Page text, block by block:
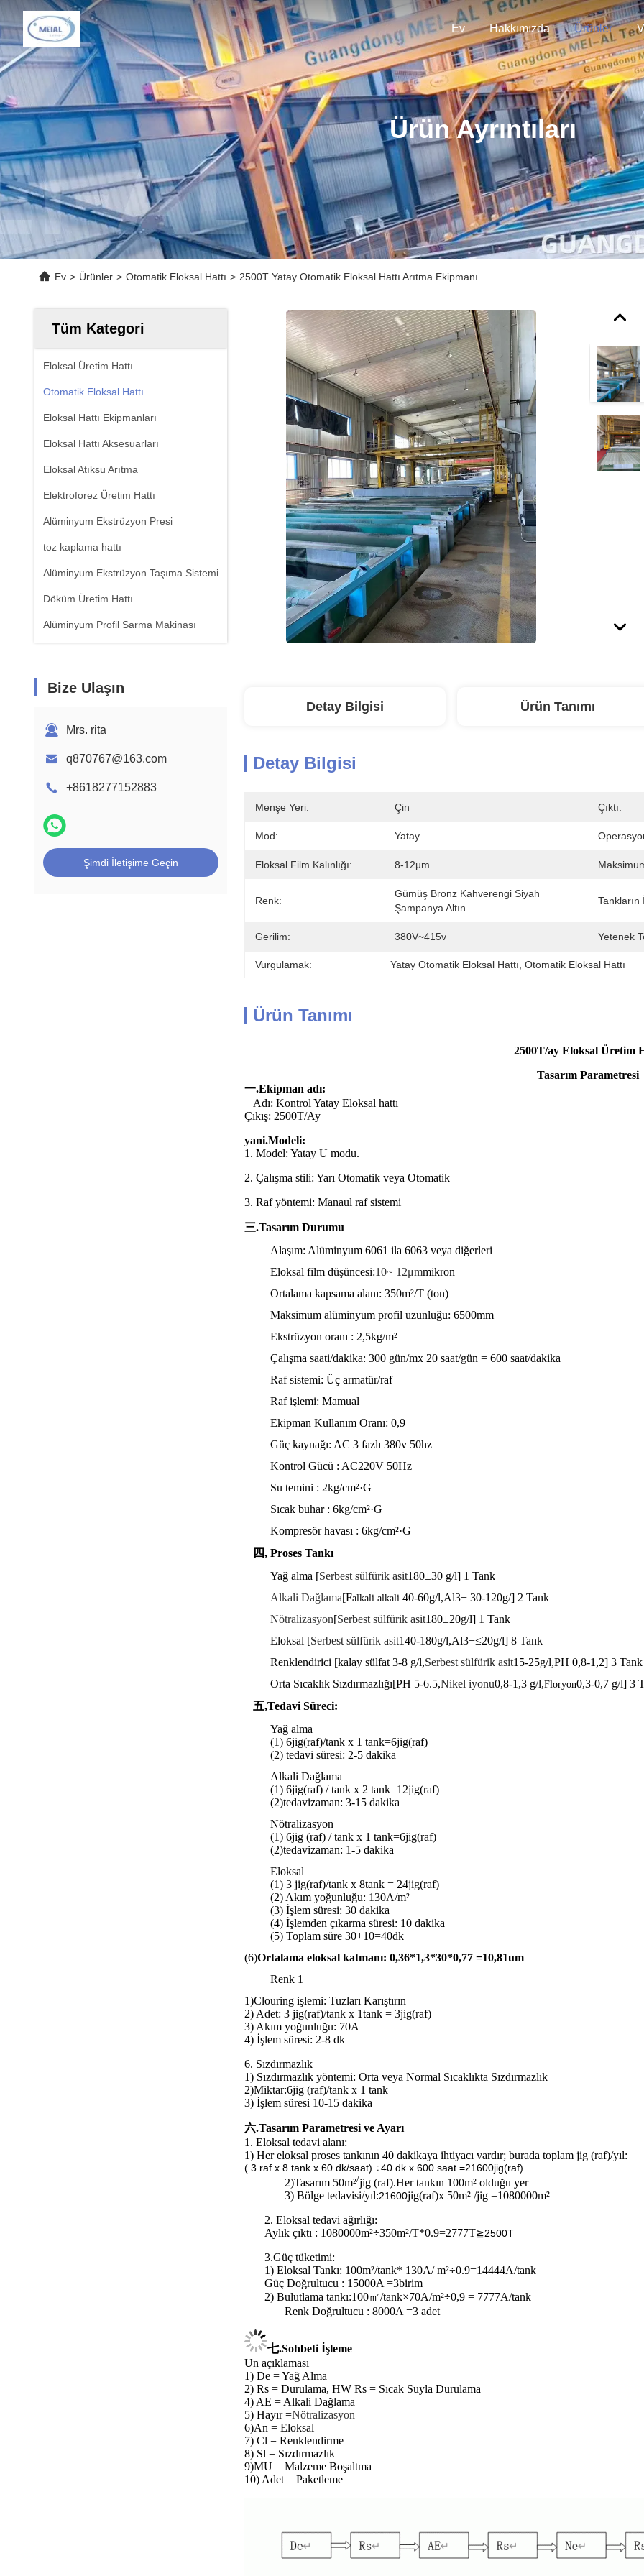
Ev Hakkımızda Ürünler
Ürün Ayrıntıları
Ev > Ürünler > Otomatik Eloksal Hattı > 2500T Yatay Otomatik Eloksal Hattı Arıtma Ekipmanı
Tüm Kategori
Eloksal Üretim Hattı
Otomatik Eloksal Hattı
Eloksal Hattı Ekipmanları
Eloksal Hattı Aksesuarları
Eloksal Atıksu Arıtma
Elektroforez Üretim Hattı
Alüminyum Ekstrüzyon Presi
toz kaplama hattı
Alüminyum Ekstrüzyon Taşıma Sistemi
Döküm Üretim Hattı
Alüminyum Profil Sarma Makinası
Bize Ulaşın
Mrs. rita
q870767@163.com
+8618277152883
Şimdi İletişime Geçin
Detay Bilgisi Ürün Tanımı
Detay Bilgisi
Menşe Yeri: Çin Çıktı:
Mod: Yatay
Eloksal Film Kalınlığı: 8-12µm
Renk:
Gümüş Bronz Kahverengi Siyah
Şampanya Altın
Gerilim: 380V~415v Yetenek
Vurgulamak: Yatay Otomatik Eloksal Hattı , Otomatik Eloksal Hattı
Ürün Tanımı
2500T/ay Eloksal Üretim
Tasarım Parametresi
一.Ekipman adı:
Adı: Kontrol Yatay Eloksal hattı
Çıkış: 2500T/Ay
yani.Modeli:
1. Model: Yatay U modu.
2. Çalışma stili: Yarı Otomatik veya Otomatik
3. Raf yöntemi: Manaul raf sistemi
三.Tasarım Durumu
Alaşım: Alüminyum 6061 ila 6063 veya diğerleri
Eloksal film düşüncesi:10~ 12μmmikron
Ortalama kapsama alanı: 350m²/T (ton)
Maksimum alüminyum profil uzunluğu: 6500mm
Ekstrüzyon oranı : 2,5kg/m²
Çalışma saati/dakika: 300 gün/mx 20 saat/gün = 600 saat/dakika
Raf sistemi: Üç armatür/raf
Raf işlemi: Mamual
Ekipman Kullanım Oranı: 0,9
Güç kaynağı: AC 3 fazlı 380v 50hz
Kontrol Gücü : AC220V 50Hz
Su temini : 2kg/cm²·G
Sıcak buhar : 6kg/cm²·G
Kompresör havası : 6kg/cm²·G
四, Proses Tankı
Yağ alma [Serbest sülfürik asit180±30 g/l] 1 Tank
Alkali Dağlama[Falkali alkali 40-60g/l,Al3+ 30-120g/] 2 Tank
Nötralizasyon[Serbest sülfürik asit180±20g/l] 1 Tank
Eloksal [Serbest sülfürik asit140-180g/l,Al3+≤20g/l] 8 Tank
Renklendirici [kalay sülfat 3-8 g/l,Serbest sülfürik asit15-25g/l,PH 0,8-1,2] 3 Tank
Orta Sıcaklık Sızdırmazlığı[PH 5-6.5,Nikel iyonu0,8-1,3 g/l,Floryon0,3-0,7 g/l] 3
五,Tedavi Süreci:
Yağ alma
(1) 6jig(raf)/tank x 1 tank=6jig(raf)
(2) tedavi süresi: 2-5 dakika
Alkali Dağlama
(1) 6jig(raf) / tank x 2 tank=12jig(raf)
(2)tedavizaman: 3-15 dakika
Nötralizasyon
(1) 6jig (raf) / tank x 1 tank=6jig(raf)
(2)tedavizaman: 1-5 dakika
Eloksal
(1) 3 jig(raf)/tank x 8tank = 24jig(raf)
(2) Akım yoğunluğu: 130A/m²
(3) İşlem süresi: 30 dakika
(4) İşlemden çıkarma süresi: 10 dakika
(5) Toplam süre 30+10=40dk
(6)Ortalama eloksal katmanı: 0,36*1,3*30*0,77 =10,81um
Renk 1
1)Clouring işlemi: Tuzları Karıştırın
2) Adet: 3 jig(raf)/tank x 1tank = 3jig(raf)
3) Akım yoğunluğu: 70A
4) İşlem süresi: 2-8 dk
6. Sızdırmazlık
1) Sızdırmazlık yöntemi: Orta veya Normal Sıcaklıkta Sızdırmazlık
2)Miktar:6jig (raf)/tank x 1 tank
3) İşlem süresi 10-15 dakika
六.Tasarım Parametresi ve Ayarı
1. Eloksal tedavi alanı:
1) Her eloksal proses tankının 40 dakikaya ihtiyacı vardır; burada toplam jig (raf)/yıl:
( 3 raf x 8 tank x 60 dk/saat) ÷40 dk x 600 saat =21600jig(raf)
2)Tasarım 50m²/jig (raf).Her tankın 100m² olduğu yer
3) Bölge tedavisi/yıl:21600jig(raf)x 50m² /jig =1080000m²
2. Eloksal tedavi ağırlığı:
Aylık çıktı : 1080000m²÷350m²/T*0.9=2777T≧2500T
3.Güç tüketimi:
1) Eloksal Tankı: 100m²/tank* 130A/ m²÷0.9=14444A/tank
Güç Doğrultucu : 15000A =3birim
2) Bulutlama tankı:100㎡/tank×70A/m²÷0,9 = 7777A/tank
Renk Doğrultucu : 8000A =3 adet
七.Sohbeti İşleme
Un açıklaması
1) De = Yağ Alma
2) Rs = Durulama, HW Rs = Sıcak Suyla Durulama
4) AE = Alkali Dağlama
5) Hayır =Nötralizasyon
6)An = Eloksal
7) Cl = Renklendirme
8) Sl = Sızdırmazlık
9)MU = Malzeme Boşaltma
10) Adet = Paketleme